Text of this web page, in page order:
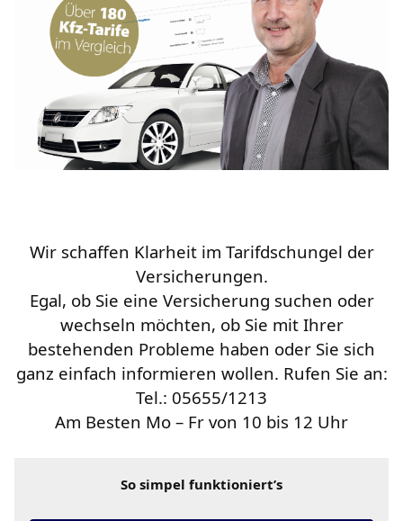
Wir schaffen Klarheit im Tarifdschungel der
Versicherungen.
Egal, ob Sie eine Versicherung suchen oder
wechseln möchten, ob Sie mit Ihrer
bestehenden Probleme haben oder Sie sich
ganz einfach informieren wollen. Rufen Sie an:
Tel.: 05655/1213
Am Besten Mo – Fr von 10 bis 12 Uhr
So simpel funktioniert’s